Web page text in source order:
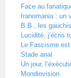
Face au
Iranomania : un
B.B., les
Lucidité, j’écris
Le Fascisme
Stade anal
Un jour,
Mondiovision